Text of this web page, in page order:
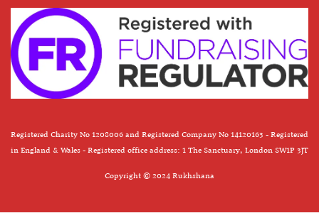
Registered Charity No 1208006 and Registered Company No 14120163 - Registered
in England & Wales - Registered office address: 1 The Sanctuary, London SW1P 3JT
Copyright © 2024 Rukhshana